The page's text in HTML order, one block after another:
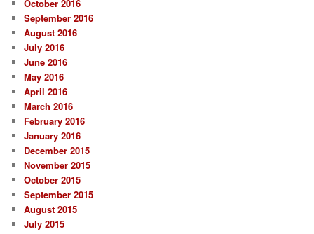
October 2016
September 2016
August 2016
July 2016
June 2016
May 2016
April 2016
March 2016
February 2016
January 2016
December 2015
November 2015
October 2015
September 2015
August 2015
July 2015